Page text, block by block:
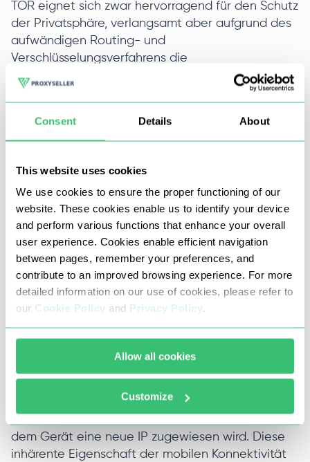
Consent Details About
This website uses cookies
We use cookies to ensure the proper functioning of our
website. These cookies enable us to identify your device
and perform various functions that enhance your overall
user experience. Cookies enable efficient navigation
between pages, remember your preferences, and
contribute to an improved browsing experience. For more
detailed information on our use of cookies, please refer to
our Cookie Policy and Privacy Policy.
Allow all cookies
Customize
TOR eignet sich zwar hervorragend für den Schutz
der Privatsphäre, verlangsamt aber aufgrund des
aufwändigen Routing- und
Verschlüsselungsverfahrens die
Internetgeschwindigkeit erheblich. Außerdem kann
TOR durch die zufällige Zuweisung von
geht, geografische Beschränkungen zu umgehen,
da es keine Garantie für eine Verbindung aus
Die Einrichtung von TOR ist im Vergleich zu
einfacheren Datenschutz-Tools wie VPNs oder
Proxys komplexer und erfordert mehr technisches
Wissen und Aufwand. Dies macht es weniger
zugänglich für Gelegenheitsnutzer, die einfachere
Lösungen zur Verbesserung der Online-
Privatsphäre und -Sicherheit bevorzugen könnten.
Mobiles Netzwerk
jeder erneuten Verbindung oder beim Wechsel
dem Gerät eine neue IP zugewiesen wird. Diese
inhärente Eigenschaft der mobilen Konnektivität